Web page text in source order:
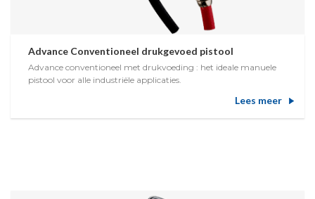
Advance Conventioneel drukgevoed pistool
Advance conventioneel met drukvoeding : het ideale manuele
pistool voor alle industriële applicaties.
Lees meer